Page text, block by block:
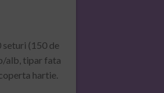
seturi (150 de
alb, tipar fata
hartie.